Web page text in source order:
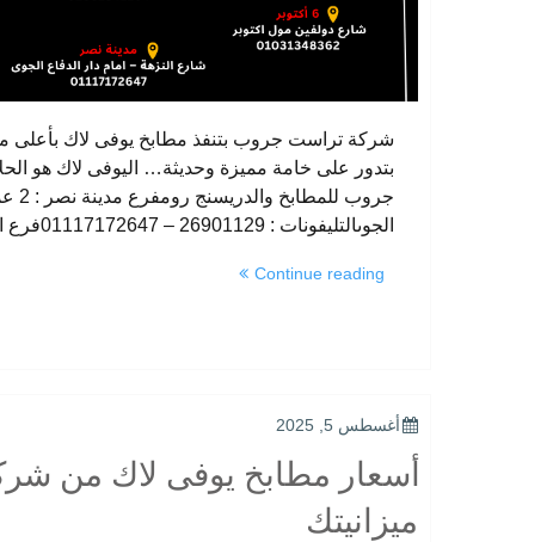
شركة تراست جروب بتنفذ مطابخ يوفى لاك بأعلى
بتدور على خامة مميزة وحديثة… اليوفى لاك هو
الجوىالتليفونات : 26901129 – 01117172647فرع المهندسين : …
Continue reading
“شركة
الفخامة”
POSTED
أغسطس 5, 2025
أسعار مطابخ يوفى لاك من
ميزانيتك